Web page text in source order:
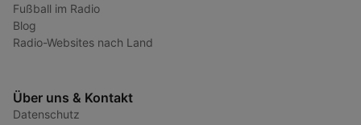
Fußball im Radio
Blog
Radio-Websites nach Land
Über uns & Kontakt
Datenschutz